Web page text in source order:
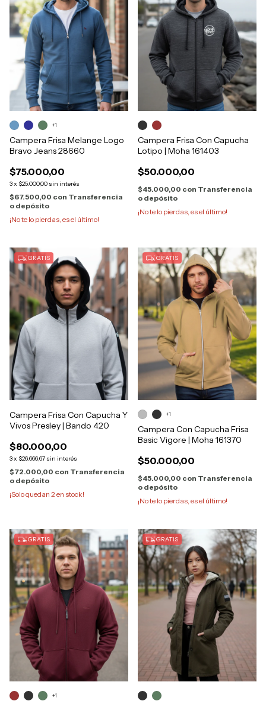
Campera Frisa Melange Logo
Bravo Jeans 28660
$75.000,00
3x $25.000,00 sin interés
$67.500,00 con Transferencia
o depósito
¡No te lo pierdas, es el último!
+1
Campera Frisa Con Capucha
Lotipo | Moha 161403
$50.000,00
$45.000,00 con Transferencia
o depósito
¡No te lo pierdas, es el último!
GRATIS
Campera Frisa Con Capucha Y
Vivos Presley | Bando 420
$80.000,00
3x $26.666,67 sin interés
$72.000,00 con Transferencia
o depósito
¡Solo quedan 2 en stock!
GRATIS
Campera Con Capucha Frisa
Basic Vigore | Moha 161370
$50.000,00
$45.000,00 con Transferencia
o depósito
¡No te lo pierdas, es el último!
+1
GRATIS
+1
GRATIS